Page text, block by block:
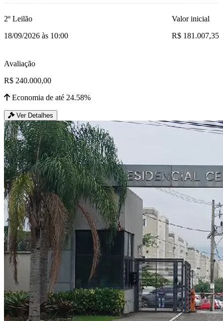
2º Leilão
18/09/2026 às 10:00
Valor inicial
R$ 181.007,35
Avaliação
R$ 240.000,00
Economia de até 24.58%
Ver Detalhes